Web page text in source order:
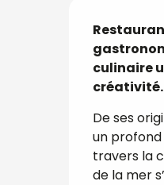
culinaire
créativité.
De ses
un
travers la
de la mer